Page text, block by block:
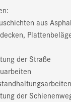
aus
der Straße
der